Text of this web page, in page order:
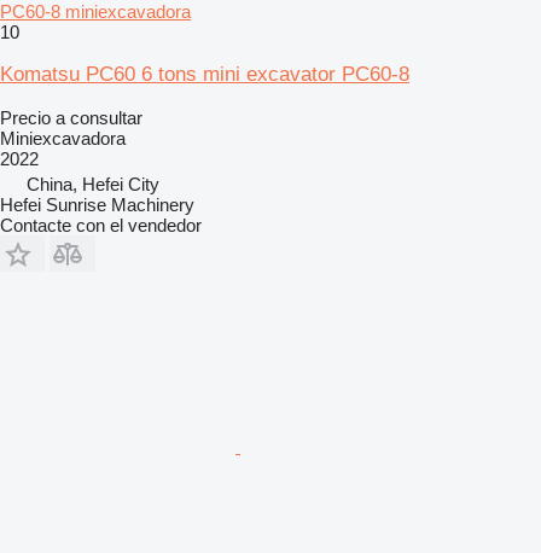
PC60-8 miniexcavadora
10
Komatsu PC60 6 tons mini excavator PC60-8
Precio a consultar
Miniexcavadora
2022
China, Hefei City
Hefei Sunrise Machinery
Contacte con el vendedor